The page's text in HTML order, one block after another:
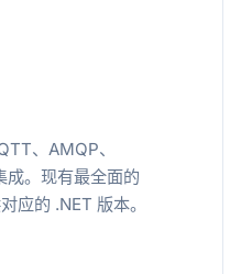
、AMQP、
。现有最全面的
应的 .NET 版本。